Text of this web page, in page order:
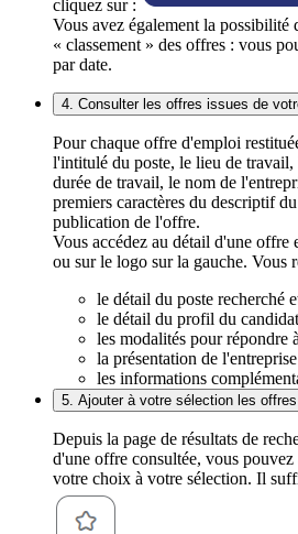
cliquez sur :
Vous avez également la possibilité
« classement » des offres : vous
par date.
4. Consulter les offres issues de
Pour chaque offre d'emploi
l'intitulé du poste, le lieu de travail,
durée de travail, le nom de
premiers caractères du descriptif
publication de l'offre.
Vous accédez au détail d'une
ou sur le logo sur la gauche. Vous
le détail du poste recherché
le détail du profil du
les modalités pour répondre
la présentation de
les informations
5. Ajouter à votre sélection les
Depuis la page de résultats de
d'une offre consultée, vous
votre choix à votre sélection. Il